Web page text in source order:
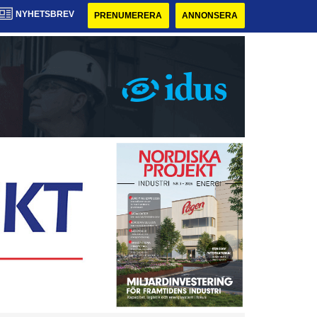
NYHETSBREV PRENUMERERA ANNONSERA